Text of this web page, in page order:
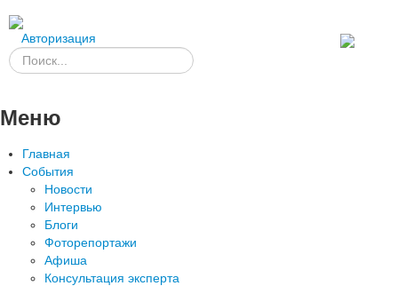
Авторизация
Меню
Главная
События
Новости
Интервью
Блоги
Фоторепортажи
Афиша
Консультация эксперта